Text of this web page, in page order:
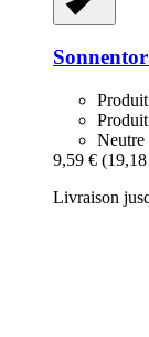
Sonnentor
Neutre
9,59 €
Livraison